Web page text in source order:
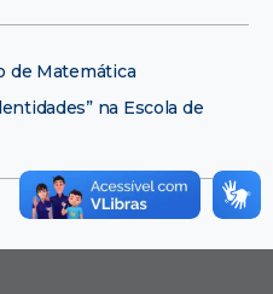
de Matemática
na Escola de